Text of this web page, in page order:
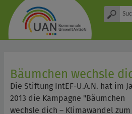
Bäumchen wechsle
Die Stiftung IntEF-U.A.N. hat im
2013 die Kampagne "Bäumchen
wechsle dich – Klimawandel zum